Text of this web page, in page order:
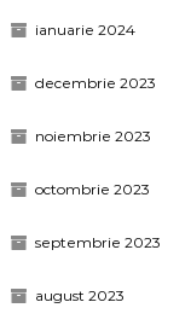
ianuarie 2024
decembrie 2023
noiembrie 2023
octombrie 2023
septembrie 2023
august 2023